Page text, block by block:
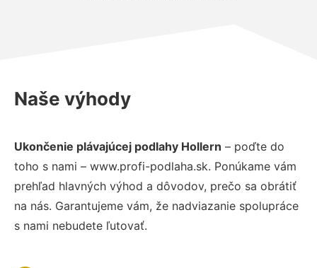
Naše výhody
Ukončenie plávajúcej podlahy Hollern – poďte do
toho s nami – www.profi-podlaha.sk. Ponúkame vám
prehľad hlavných výhod a dôvodov, prečo sa obrátiť
na nás. Garantujeme vám, že nadviazanie spolupráce
s nami nebudete ľutovať.